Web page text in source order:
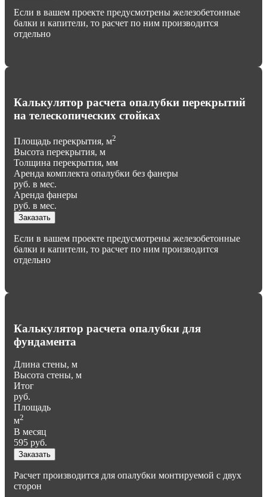
Если в вашем проекте предусмотрены железобетонные
балки и капители, то расчет по ним производится
отдельно
Калькулятор расчета опалубки перекрытий
на телескопических стойках
Площадь перекрытия, м2
Высота перекрытия, м
Толщина перекрытия, мм
Аренда комплекта опалубки без фанеры
руб. в мес.
Аренда фанеры
руб. в мес.
Заказать
Если в вашем проекте предусмотрены железобетонные
балки и капители, то расчет по ним производится
отдельно
Калькулятор расчета опалубки для
фундамента
Длина стены, м
Высота стены, м
Итог
руб.
Площадь
м2
В месяц
595 руб.
Заказать
Расчет производится для опалубки монтируемой с двух
сторон